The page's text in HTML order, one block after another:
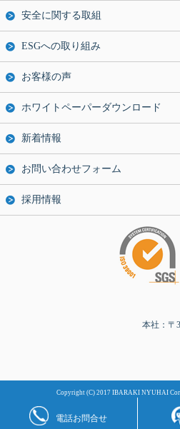
安全に関する取組
ESGへの取り組み
お客様の声
ホワイトペーパーダウンロード
新着情報
お問い合わせフォーム
採用情報
本社：〒
Copyright (C) 2017 IBARAKI NYUHAI
電話お問合せ